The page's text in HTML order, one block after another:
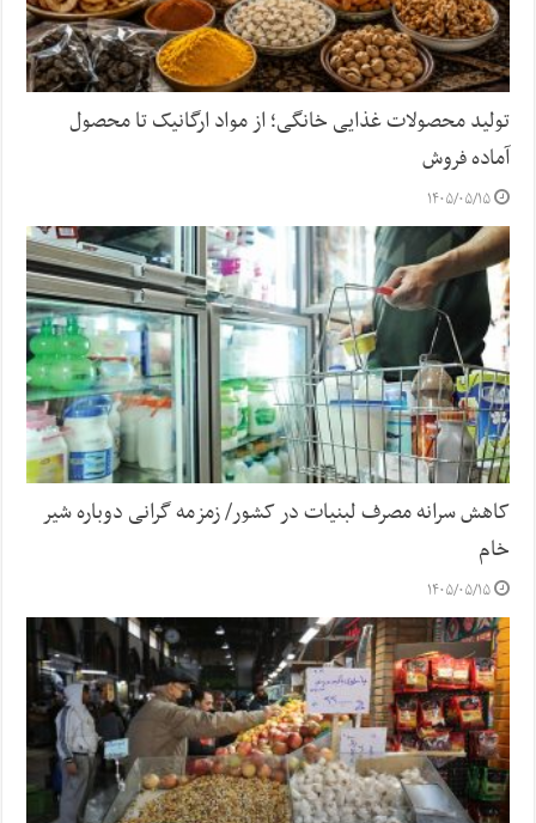
تولید محصولات غذایی خانگی؛ از مواد ارگانیک تا محصول
آماده فروش
۱۴۰۵/۰۵/۱۵
کاهش سرانه مصرف لبنیات در کشور/ زمزمه گرانی دوباره شیر
خام
۱۴۰۵/۰۵/۱۵